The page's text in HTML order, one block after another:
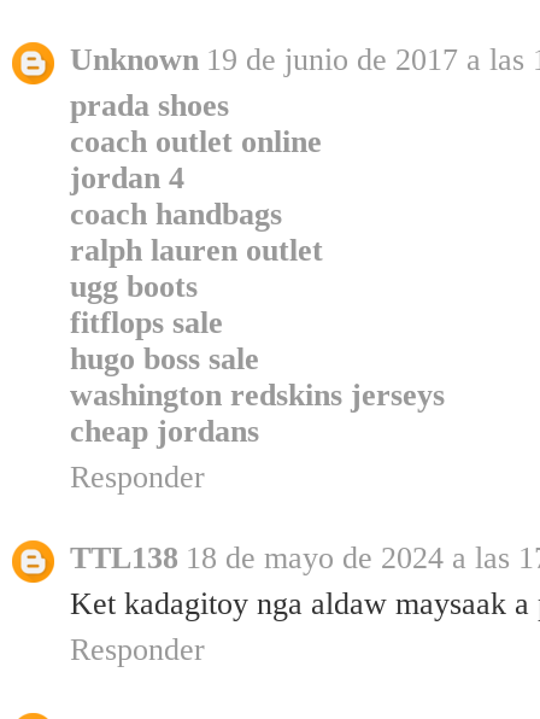
Unknown 19 de junio de 2017 a las
prada shoes
coach outlet online
jordan 4
coach handbags
ralph lauren outlet
ugg boots
fitflops sale
hugo boss sale
washington redskins jerseys
cheap jordans
Responder
TTL138 18 de mayo de 2024 a las
Ket kadagitoy nga aldaw maysaak
Responder